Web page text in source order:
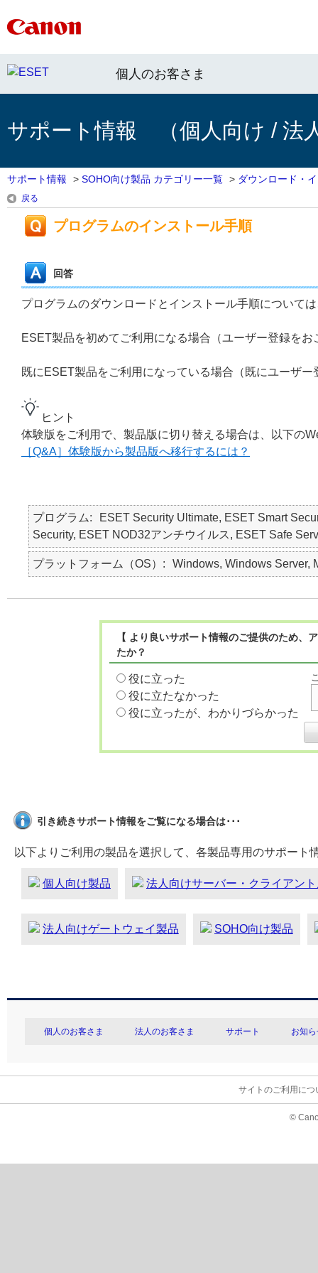
個人のお客さま
サポート情報 （個人向け / 法
サポート情報 > SOHO向け製品 カテゴリー一覧 > ダウンロード・
戻る
プログラムのインストール手順
回答
プログラムのダウンロードとインストール手順について
ESET製品を初めてご利用になる場合（ユーザー登録をお
既にESET製品をご利用になっている場合（既にユーザー
ヒント
体験版をご利用で、製品版に切り替える場合は、以下の
［Q&A］体験版から製品版へ移行するには？
プログラム
ESET Security Ultimate, ESET Smart
Security, ESET NOD32アンチウイルス, ESET Safe
プラットフォーム（OS） Windows, Windows Server,
【 より良いサポート情報のご提供のため
たか？
役に立った
役に立たなかった
役に立ったが、わかりづらかった
引き続きサポート情報をご覧になる場合は･･･
以下よりご利用の製品を選択して、各製品専用のサポート
個人向け製品 法人向けサーバー・クライアン
法人向けゲートウェイ製品 SOHO向け製品
個人のお客さま 法人のお客さま サポート お知
サイトのご利用につ
©